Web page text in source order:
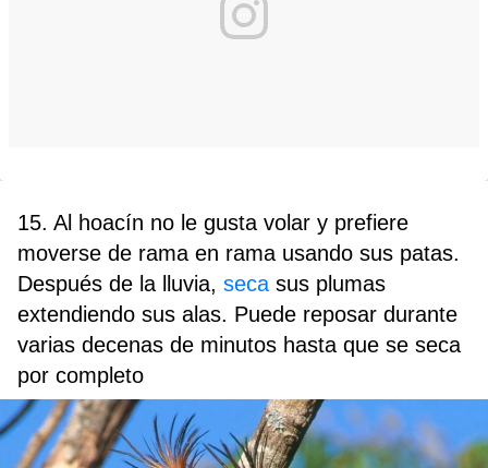
15. Al hoacín no le gusta volar y prefiere
moverse de rama en rama usando sus patas.
Después de la lluvia, seca sus plumas
extendiendo sus alas. Puede reposar durante
varias decenas de minutos hasta que se seca
por completo